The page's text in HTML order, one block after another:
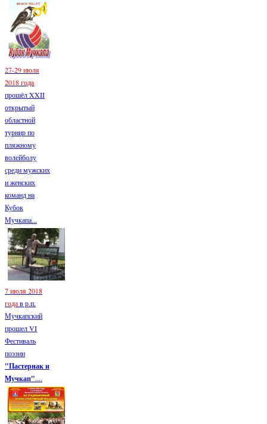
27-29 июля
2018 года
прошёл XXII
открытый
областной
турнир по
пляжному
волейболу
среди мужских
и женских
команд на
Кубок
Мучкапа...
7 июля 2018
годав р.п.
Мучкапский
прошел VI
Фестиваль
поэзии
"Пастернак и
Мучкап"....